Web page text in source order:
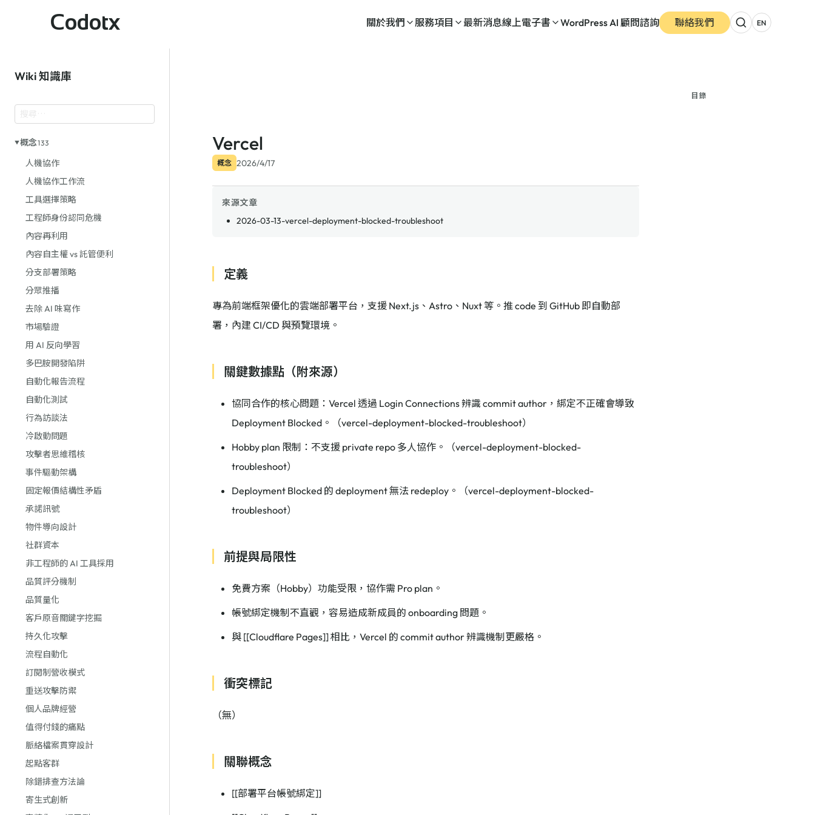
Codotx 關於我們 服務項目 最新消息線上電子書 WordPress AI 顧問諮詢 聯絡我們 EN
Wiki 知識庫
概念133
人機協作
人機協作工作流
工具選擇策略
工程師身份認同危機
內容再利用
內容自主權 vs 託管便利
分支部署策略
分眾推播
去除 AI 味寫作
市場驗證
用 AI 反向學習
多巴胺開發陷阱
自動化報告流程
自動化測試
行為訪談法
冷啟動問題
攻擊者思維稽核
事件驅動架構
固定報價結構性矛盾
承諾訊號
物件導向設計
社群資本
非工程師的 AI 工具採用
品質評分機制
品質量化
客戶原音關鍵字挖掘
持久化攻擊
流程自動化
訂閱制營收模式
重送攻擊防禦
個人品牌經營
值得付錢的痛點
脈絡檔案貫穿設計
起點客群
除錯排查方法論
寄生式創新
Vercel
概念 2026/4/17
來源文章
2026-03-13-vercel-deployment-blocked-troubleshoot
定義
專為前端框架優化的雲端部署平台，支援 Next.js、Astro、Nuxt 等。推 code 到 GitHub 即自動部
署，內建 CI/CD 與預覽環境。
關鍵數據點（附來源）
協同合作的核心問題：Vercel 透過 Login Connections 辨識 commit author，綁定不正確會導致
Deployment Blocked。（vercel-deployment-blocked-troubleshoot）
Hobby plan 限制：不支援 private repo 多人協作。（vercel-deployment-blocked-
troubleshoot）
Deployment Blocked 的 deployment 無法 redeploy。（vercel-deployment-blocked-
troubleshoot）
前提與局限性
免費方案（Hobby）功能受限，協作需 Pro plan。
帳號綁定機制不直觀，容易造成新成員的 onboarding 問題。
與 [[Cloudflare Pages]] 相比，Vercel 的 commit author 辨識機制更嚴格。
衝突標記
（無）
關聯概念
[[部署平台帳號綁定]]
目錄